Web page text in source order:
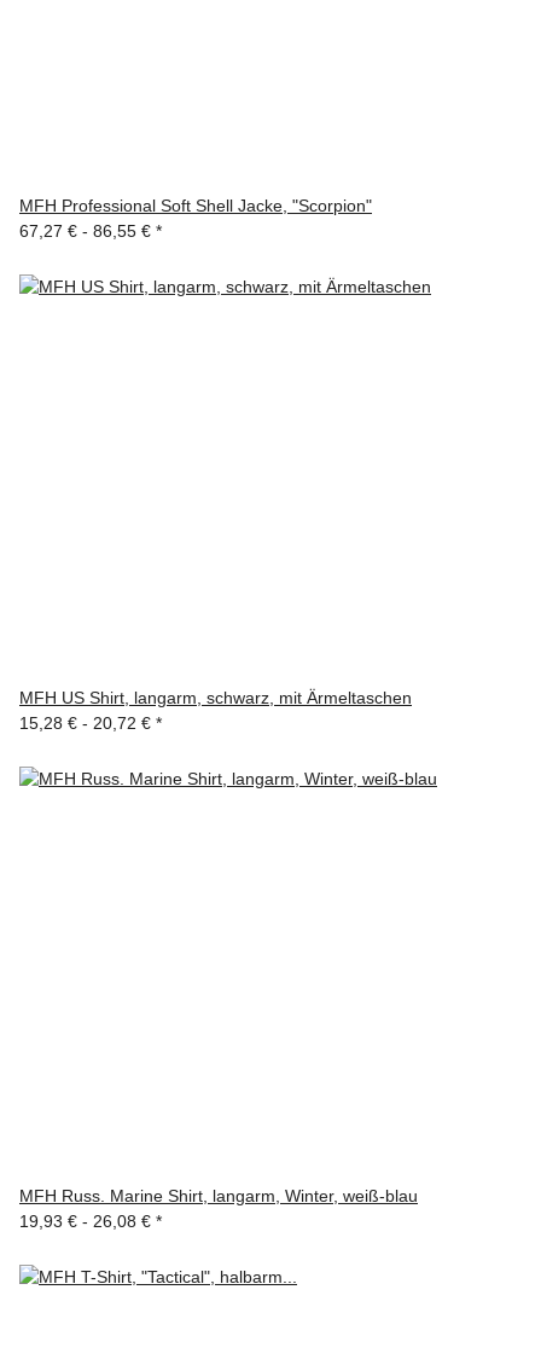
MFH Professional Soft Shell Jacke, "Scorpion"
67,27 € - 86,55 € *
MFH US Shirt, langarm, schwarz, mit Ärmeltaschen
15,28 € - 20,72 € *
MFH Russ. Marine Shirt, langarm, Winter, weiß-blau
19,93 € - 26,08 € *